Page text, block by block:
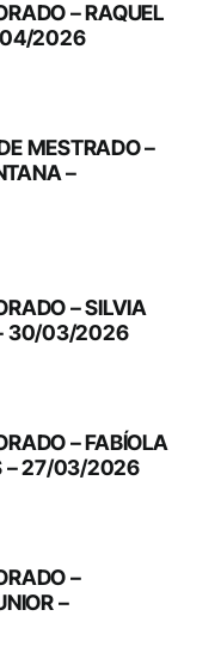
– RAQUEL
04/2026
MESTRADO –
–
– SILVIA
– 30/03/2026
– FABÍOLA
– 27/03/2026
–
–